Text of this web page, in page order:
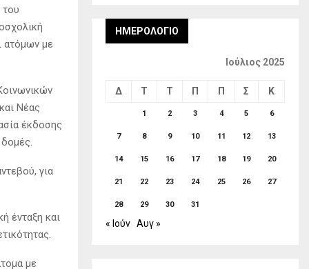
του
ατόμων με
Νέας
έκδοσης
για
ένταξη και
με
ΗΜΕΡΟΛΌΓΙΟ
Ιούλιος 2025
Δ Τ Τ Π Π Σ Κ
1 2 3 4 5 6
7 8 9 10 11 12 13
14 15 16 17 18 19 20
21 22 23 24 25 26 27
28 29 30 31
« Ιούν Αυγ »